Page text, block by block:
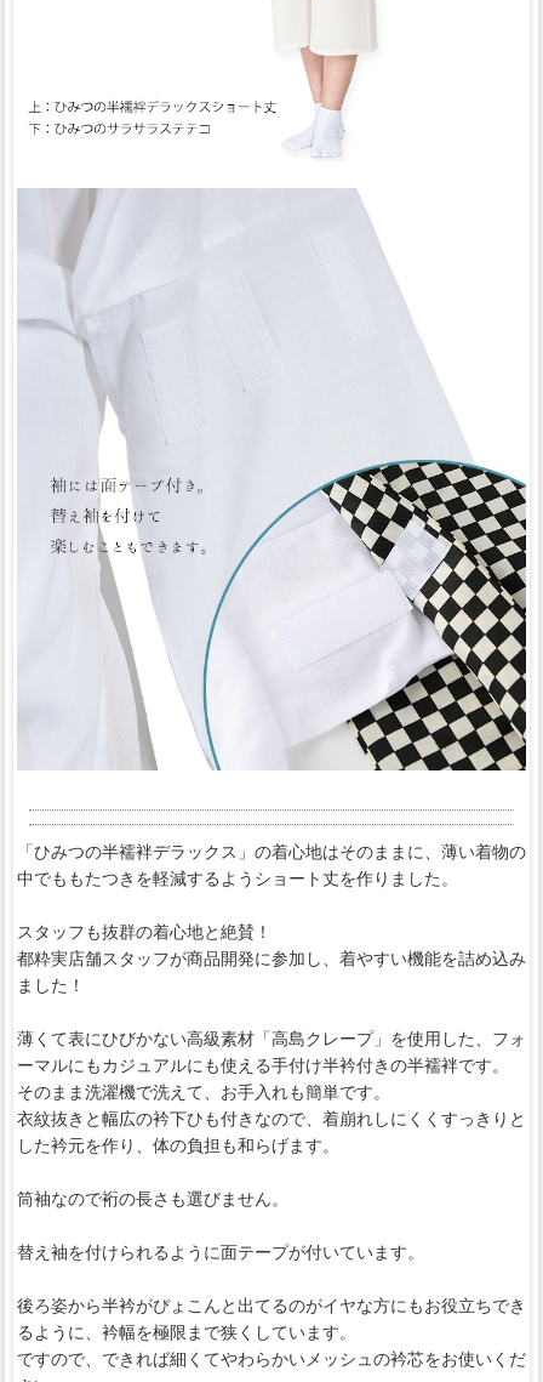
「ひみつの半襦袢デラックス」の着心地はそのままに、薄い着物の
中でももたつきを軽減するようショート丈を作りました。
スタッフも抜群の着心地と絶賛！
都粋実店舗スタッフが商品開発に参加し、着やすい機能を詰め込み
ました！
薄くて表にひびかない高級素材「高島クレープ」を使用した、フォ
ーマルにもカジュアルにも使える手付け半衿付きの半襦袢です。
そのまま洗濯機で洗えて、お手入れも簡単です。
衣紋抜きと幅広の衿下ひも付きなので、着崩れしにくくすっきりと
した衿元を作り、体の負担も和らげます。
筒袖なので裄の長さも選びません。
替え袖を付けられるように面テープが付いています。
後ろ姿から半衿がぴょこんと出てるのがイヤな方にもお役立ちでき
るように、衿幅を極限まで狭くしています。
ですので、できれば細くてやわらかいメッシュの衿芯をお使いくだ